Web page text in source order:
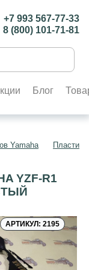
+7 993 567-77-33
8 (800) 101-71-81
Блог
Yamaha Пластик
YZF-R1
АРТИКУЛ: 2195